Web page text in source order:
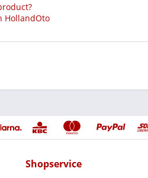
HollandOto
Shopservice